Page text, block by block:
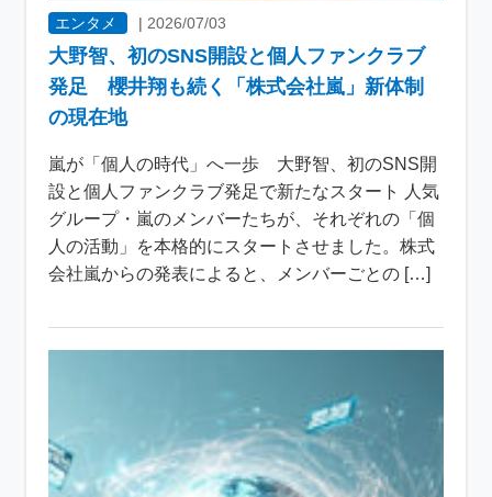
エンタメ |2026/07/03
大野智、初のSNS開設と個人ファンクラブ
発足 櫻井翔も続く「株式会社嵐」新体制
の現在地
嵐が「個人の時代」へ一歩 大野智、初のSNS開
設と個人ファンクラブ発足で新たなスタート 人気
グループ・嵐のメンバーたちが、それぞれの「個
人の活動」を本格的にスタートさせました。株式
会社嵐からの発表によると、メンバーごとの […]